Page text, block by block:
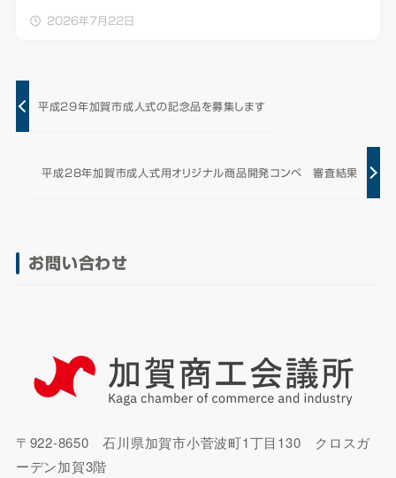
2026年7月22日
平成29年加賀市成人式の記念品を募集します
平成28年加賀市成人式用オリジナル商品開発コンペ 審査結果
お問い合わせ
〒922-8650 石川県加賀市小菅波町1丁目130 クロスガ
ーデン加賀3階